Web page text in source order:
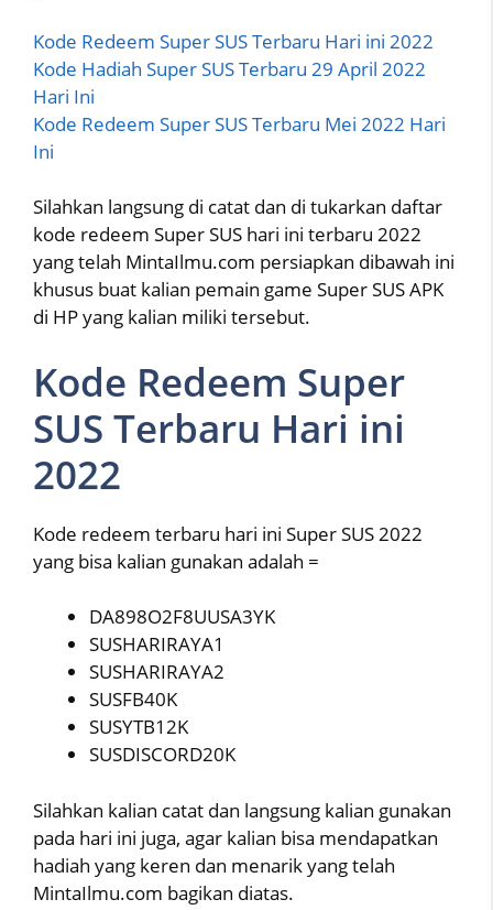
Kode Redeem Super SUS Terbaru Hari ini 2022
Kode Hadiah Super SUS Terbaru 29 April 2022
Hari Ini
Kode Redeem Super SUS Terbaru Mei 2022 Hari
Ini
Silahkan langsung di catat dan di tukarkan daftar
kode redeem Super SUS hari ini terbaru 2022
yang telah MintaIlmu.com persiapkan dibawah ini
khusus buat kalian pemain game Super SUS APK
di HP yang kalian miliki tersebut.
Kode Redeem Super
SUS Terbaru Hari ini
2022
Kode redeem terbaru hari ini Super SUS 2022
yang bisa kalian gunakan adalah =
DA898O2F8UUSA3YK
SUSHARIRAYA1
SUSHARIRAYA2
SUSFB40K
SUSYTB12K
SUSDISCORD20K
Silahkan kalian catat dan langsung kalian gunakan
pada hari ini juga, agar kalian bisa mendapatkan
hadiah yang keren dan menarik yang telah
MintaIlmu.com bagikan diatas.